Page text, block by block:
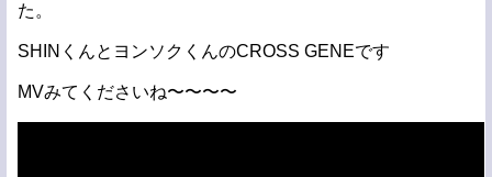
た。
SHINくんとヨンソクくんのCROSS GENEです
MVみてくださいね〜〜〜〜